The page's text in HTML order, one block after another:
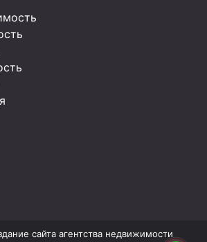
сайта агентства недвижимости